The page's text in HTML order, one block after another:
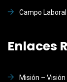
Campo Laboral
Enlaces
Misión – Visión